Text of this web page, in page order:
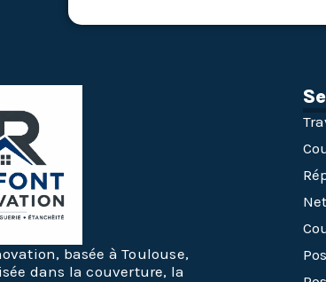
basée à Toulouse,
dans la couverture, la